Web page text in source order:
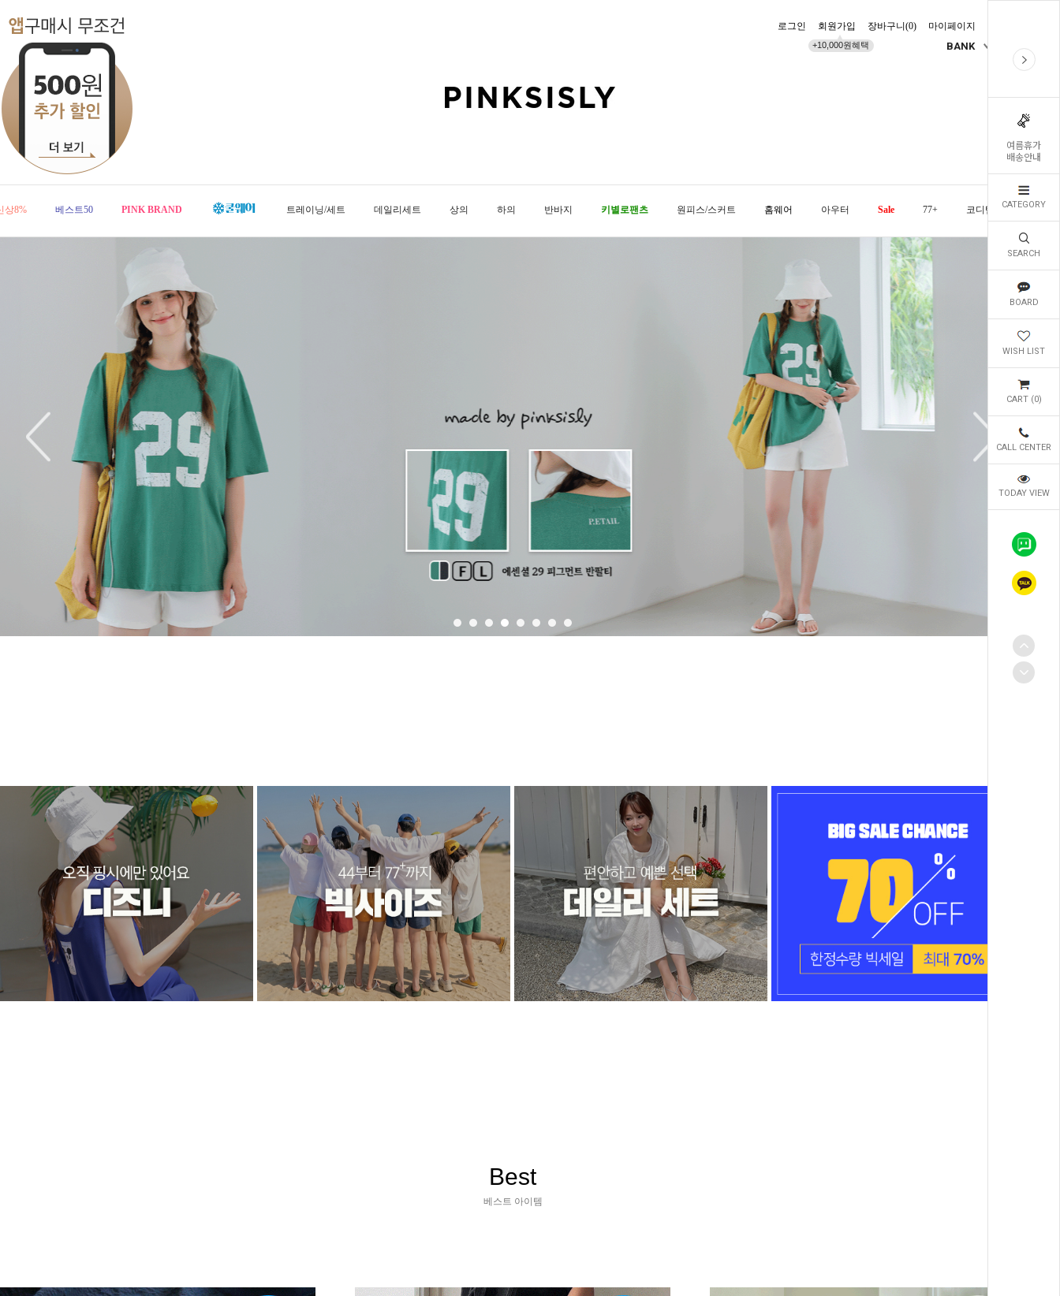
여름휴가
배송안내
CATEGORY
SEARCH
BOARD
WISH LIST
CART (0)
CALL CENTER
TODAY VIEW
로그인 회원가입
+10,000원혜택
장바구니(0) 마이페이지
BANK
상8% 베스트50 PINK BRAND 트레이닝/세트 데일리세트 상의 하의 반바지 키별로팬츠 원피스/스커트 홈웨어 아우터 Sale 77+ 코디템 오늘발송
Best
베스트 아이템